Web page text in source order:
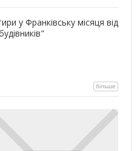
у Франківську місяця від
більше